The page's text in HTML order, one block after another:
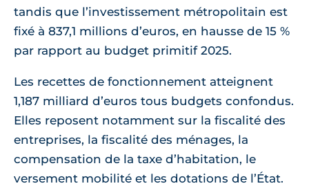
tandis que l’investissement métropolitain est
fixé à 837,1 millions d’euros, en hausse de 15 %
par rapport au budget primitif 2025.
Les recettes de fonctionnement atteignent
1,187 milliard d’euros tous budgets confondus.
Elles reposent notamment sur la fiscalité des
entreprises, la fiscalité des ménages, la
compensation de la taxe d’habitation, le
versement mobilité et les dotations de l’État.